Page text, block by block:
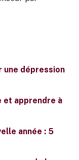
une dépression
et apprendre à
année : 5